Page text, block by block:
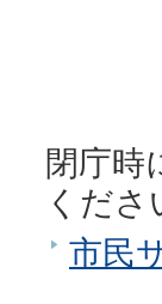
閉庁時
くださ
市民